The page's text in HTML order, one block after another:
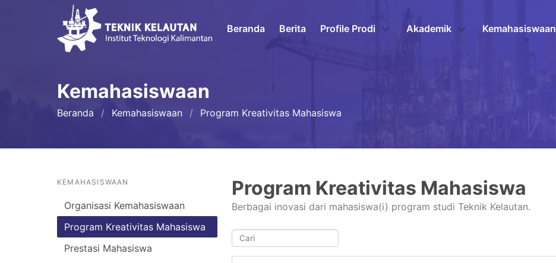
Beranda Berita Profile Prodi Akademik Kemahasiswaan
Kemahasiswaan
Beranda Kemahasiswaan Program Kreativitas Mahasiswa
KEMAHASISWAAN
Organisasi Kemahasiswaan
Program Kreativitas Mahasiswa
Prestasi Mahasiswa
Program Kreativitas Mahasiswa
Berbagai inovasi dari mahasiswa(i) program studi Teknik Kelautan.